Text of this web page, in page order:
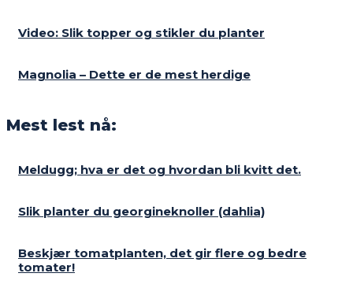
Video: Slik topper og stikler du planter
Magnolia – Dette er de mest herdige
Mest lest nå:
Meldugg; hva er det og hvordan bli kvitt det.
Slik planter du georgineknoller (dahlia)
Beskjær tomatplanten, det gir flere og bedre
tomater!